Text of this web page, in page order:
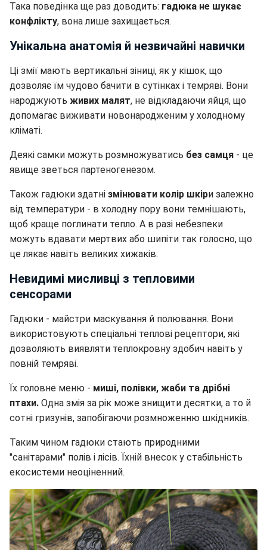
Така поведінка ще раз доводить: гадюка не шукає
конфлікту, вона лише захищається.
Унікальна анатомія й незвичайні навички
Ці змії мають вертикальні зіниці, як у кішок, що
дозволяє їм чудово бачити в сутінках і темряві. Вони
народжують живих малят, не відкладаючи яйця, що
допомагає виживати новонародженим у холодному
кліматі.
Деякі самки можуть розмножуватись без самця - це
явище зветься партеногенезом.
Також гадюки здатні змінювати колір шкіри залежно
від температури - в холодну пору вони темнішають,
щоб краще поглинати тепло. А в разі небезпеки
можуть вдавати мертвих або шипіти так голосно, що
це лякає навіть великих хижаків.
Невидимі мисливці з тепловими
сенсорами
Гадюки - майстри маскування й полювання. Вони
використовують спеціальні теплові рецептори, які
дозволяють виявляти теплокровну здобич навіть у
повній темряві.
Їх головне меню - миші, полівки, жаби та дрібні
птахи. Одна змія за рік може знищити десятки, а то й
сотні гризунів, запобігаючи розмноженню шкідників.
Таким чином гадюки стають природними
"санітарами" полів і лісів. Їхній внесок у стабільність
екосистеми неоціненний.